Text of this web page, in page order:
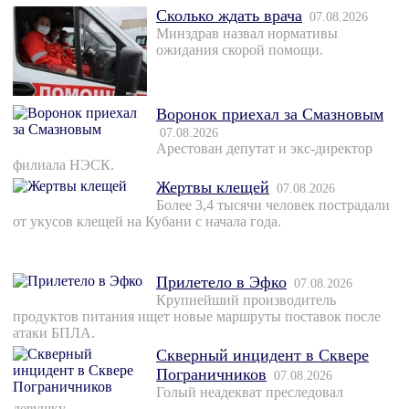
Сколько ждать врача 07.08.2026
Минздрав назвал нормативы
ожидания скорой помощи.
Воронок приехал за Смазновым
07.08.2026
Арестован депутат и экс-директор
филиала НЭСК.
Жертвы клещей 07.08.2026
Более 3,4 тысячи человек пострадали
от укусов клещей на Кубани с начала года.
Прилетело в Эфко 07.08.2026
Крупнейший производитель
продуктов питания ищет новые маршруты поставок после
атаки БПЛА.
Скверный инцидент в Сквере
Пограничников 07.08.2026
Голый неадекват преследовал